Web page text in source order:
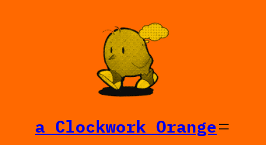
a Clockwork Orange